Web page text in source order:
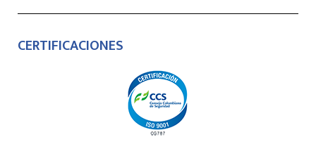
CERTIFICACIONES